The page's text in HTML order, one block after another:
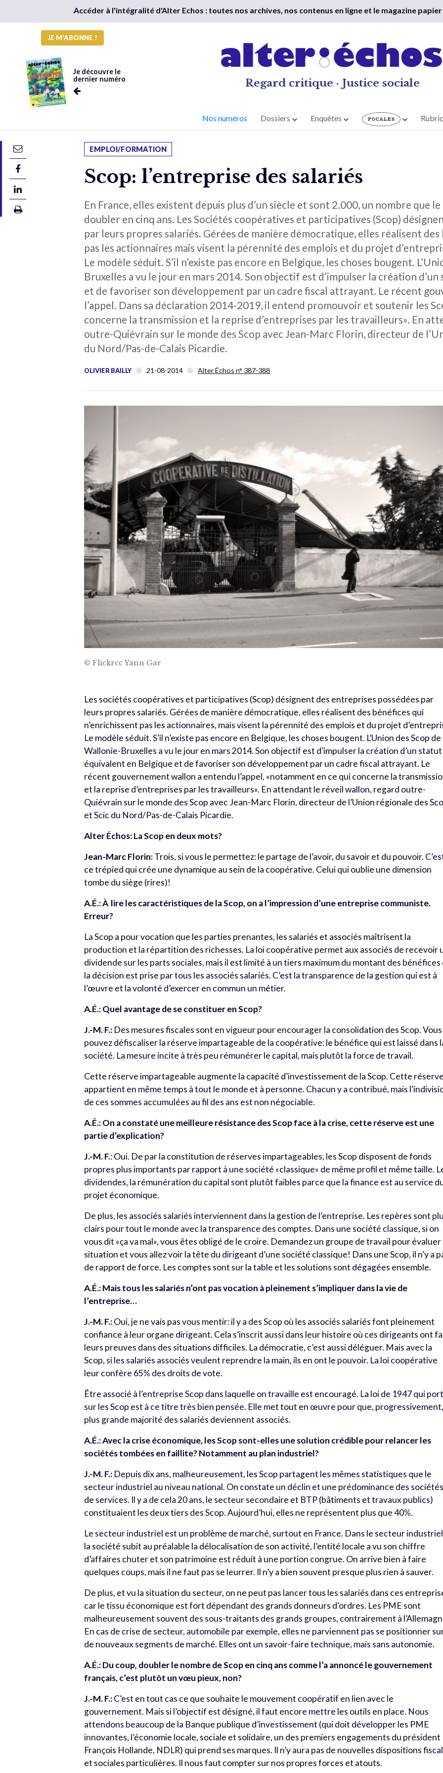
Accéder à l'intégralité d'Alter Echos : toutes nos archives, nos contenus en ligne et le magazine papier
JE M'ABONNE !
Je découvre le
dernier numéro
Regard critique · Justice sociale
Nos numéros Dossiers Enquêtes
EMPLOI/FORMATION
Scop: l’entreprise des salariés
En France, elles existent depuis plus d’un siècle et sont 2.000, un nombre que
doubler en cinq ans. Les Sociétés coopératives et participatives (Scop)
par leurs propres salariés. Gérées de manière démocratique, elles réalisent des
pas les actionnaires mais visent la pérennité des emplois et du projet
Le modèle séduit. S’il n’existe pas encore en Belgique, les choses bougent.
Bruxelles a vu le jour en mars 2014. Son objectif est d’impulser la création
et de favoriser son développement par un cadre fiscal attrayant. Le récent
l’appel. Dans sa déclaration 2014-2019, il entend promouvoir et soutenir les
concerne la transmission et la reprise d’entreprises par les travailleurs». En
outre-Quiévrain sur le monde des Scop avec Jean-Marc Florin, directeur de
du Nord/Pas-de-Calais Picardie.
OLIVIER BAILLY 21-08-2014 Alter Échos n° 387-388
© Flickrcc Yann Gar
Les sociétés coopératives et participatives (Scop) désignent des entreprises possédées par
leurs propres salariés. Gérées de manière démocratique, elles réalisent des bénéfices qui
n’enrichissent pas les actionnaires, mais visent la pérennité des emplois et du projet
Le modèle séduit. S’il n’existe pas encore en Belgique, les choses bougent. L’Union des Scop de
Wallonie-Bruxelles a vu le jour en mars 2014. Son objectif est d’impulser la création d’un statut
équivalent en Belgique et de favoriser son développement par un cadre fiscal attrayant. Le
récent gouvernement wallon a entendu l’appel, «notamment en ce qui concerne la
et la reprise d’entreprises par les travailleurs». En attendant le réveil wallon, regard outre-
Quiévrain sur le monde des Scop avec Jean-Marc Florin, directeur de l’Union régionale des
et Scic du Nord/Pas-de-Calais Picardie.
Alter Échos: La Scop en deux mots?
Jean-Marc Florin:Trois, si vous le permettez: le partage de l’avoir, du savoir et du pouvoir.
ce trépied qui crée une dynamique au sein de la coopérative. Celui qui oublie une dimension
tombe du siège (rires)!
A.É.: À lire les caractéristiques de la Scop, on a l’impression d’une entreprise communiste.
Erreur?
La Scop a pour vocation que les parties prenantes, les salariés et associés maîtrisent la
production et la répartition des richesses. La loi coopérative permet aux associés de recevoir
dividende sur les parts sociales, mais il est limité à un tiers maximum du montant des bénéfices
la décision est prise par tous les associés salariés. C’est la transparence de la gestion qui est à
l’œuvre et la volonté d’exercer en commun un métier.
A.É.: Quel avantage de se constituer en Scop?
J.-M. F.: Des mesures fiscales sont en vigueur pour encourager la consolidation des Scop. Vous
pouvez défiscaliser la réserve impartageable de la coopérative: le bénéfice qui est laissé dans
société. La mesure incite à très peu rémunérer le capital, mais plutôt la force de travail.
Cette réserve impartageable augmente la capacité d’investissement de la Scop. Cette réserve
appartient en même temps à tout le monde et à personne. Chacun y a contribué, mais
de ces sommes accumulées au fil des ans est non négociable.
A.É.: On a constaté une meilleure résistance des Scop face à la crise, cette réserve est une
partie d’explication?
J.-M. F.: Oui. De par la constitution de réserves impartageables, les Scop disposent de fonds
propres plus importants par rapport à une société «classique» de même profil et même taille.
dividendes, la rémunération du capital sont plutôt faibles parce que la finance est au service
projet économique.
De plus, les associés salariés interviennent dans la gestion de l’entreprise. Les repères sont
clairs pour tout le monde avec la transparence des comptes. Dans une société classique, si on
vous dit «ça va mal», vous êtes obligé de le croire. Demandez un groupe de travail pour évaluer
situation et vous allez voir la tête du dirigeant d’une société classique! Dans une Scop, il n’y a
de rapport de force. Les comptes sont sur la table et les solutions sont dégagées ensemble.
A.É.: Mais tous les salariés n’ont pas vocation à pleinement s’impliquer dans la vie de
l’entreprise…
J.-M. F.:Oui, je ne vais pas vous mentir: il y a des Scop où les associés salariés font pleinement
confiance à leur organe dirigeant. Cela s’inscrit aussi dans leur histoire où ces dirigeants ont
leurs preuves dans des situations difficiles. La démocratie, c’est aussi déléguer. Mais avec la
Scop, si les salariés associés veulent reprendre la main, ils en ont le pouvoir. La loi coopérative
leur confère 65% des droits de vote.
Être associé à l’entreprise Scop dans laquelle on travaille est encouragé. La loi de 1947 qui
sur les Scop est à ce titre très bien pensée. Elle met tout en œuvre pour que,
plus grande majorité des salariés deviennent associés.
A.É.: Avec la crise économique, les Scop sont-elles une solution crédible pour relancer les
sociétés tombées en faillite? Notamment au plan industriel?
J.-M. F.: Depuis dix ans, malheureusement, les Scop partagent les mêmes statistiques que le
secteur industriel au niveau national. On constate un déclin et une prédominance des sociétés
de services. Il y a de cela 20 ans, le secteur secondaire et BTP (bâtiments et travaux publics)
constituaient les deux tiers des Scop. Aujourd’hui, elles ne représentent plus que 40%.
Le secteur industriel est un problème de marché, surtout en France. Dans le secteur
la société subit au préalable la délocalisation de son activité, l’entité locale a vu son chiffre
d’affaires chuter et son patrimoine est réduit à une portion congrue. On arrive bien à faire
quelques coups, mais il ne faut pas se leurrer. Il n’y a bien souvent presque plus rien à sauver.
De plus, et vu la situation du secteur, on ne peut pas lancer tous les salariés dans ces
car le tissu économique est fort dépendant des grands donneurs d’ordres. Les PME sont
malheureusement souvent des sous-traitants des grands groupes, contrairement à
En cas de crise de secteur, automobile par exemple, elles ne parviennent pas se positionner
de nouveaux segments de marché. Elles ont un savoir-faire technique, mais sans autonomie.
A.É.: Du coup, doubler le nombre de Scop en cinq ans comme l’a annoncé le gouvernement
français, c’est plutôt un vœu pieux, non?
J.-M. F.:C’est en tout cas ce que souhaite le mouvement coopératif en lien avec le
gouvernement. Mais si l’objectif est désigné, il faut encore mettre les outils en place. Nous
attendons beaucoup de la Banque publique d’investissement (qui doit développer les PME
innovantes, l’économie locale, sociale et solidaire, un des premiers engagements du président
François Hollande, NDLR) qui prend ses marques. Il n’y aura pas de nouvelles dispositions
et sociales particulières. Il nous faut compter sur nos propres forces et atouts.